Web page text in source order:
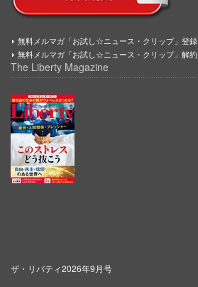
無料メルマガ「お試し☆ニュース・クリップ」登録
無料メルマガ「お試し☆ニュース・クリップ」解約
The Liberty Magazine
ザ・リバティ2026年9月号